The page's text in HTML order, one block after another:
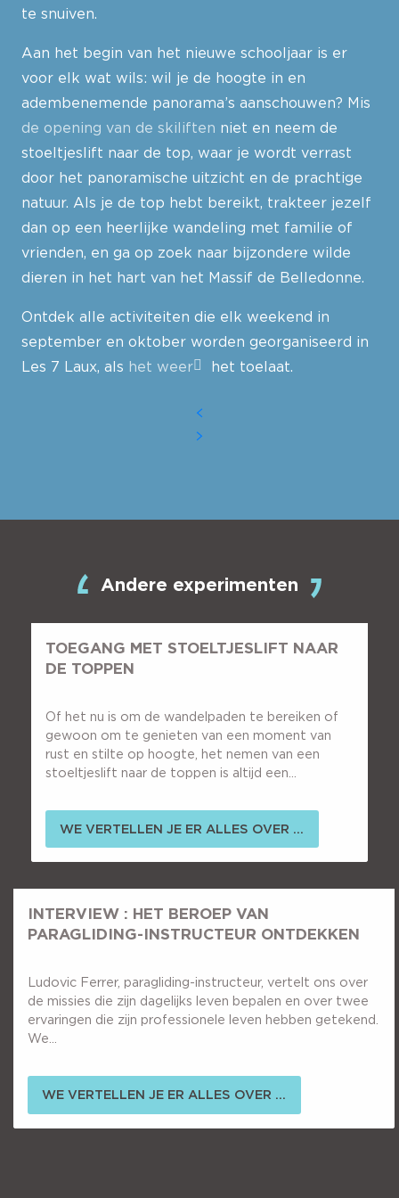
te snuiven.
Aan het begin van het nieuwe schooljaar is er
voor elk wat wils: wil je de hoogte in en
adembenemende panorama’s aanschouwen? Mis
de opening van de skiliften niet en neem de
stoeltjeslift naar de top, waar je wordt verrast
door het panoramische uitzicht en de prachtige
natuur. Als je de top hebt bereikt, trakteer jezelf
dan op een heerlijke wandeling met familie of
vrienden, en ga op zoek naar bijzondere wilde
dieren in het hart van het Massif de Belledonne.
Ontdek alle activiteiten die elk weekend in
september en oktober worden georganiseerd in
Les 7 Laux, als het weer het toelaat.
Andere experimenten
TOEGANG MET STOELTJESLIFT NAAR
DE TOPPEN
Of het nu is om de wandelpaden te bereiken of
gewoon om te genieten van een moment van
rust en stilte op hoogte, het nemen van een
stoeltjeslift naar de toppen is altijd een...
WE VERTELLEN JE ER ALLES OVER ...
INTERVIEW : HET BEROEP VAN
PARAGLIDING-INSTRUCTEUR ONTDEKKEN
Ludovic Ferrer, paragliding-instructeur, vertelt ons over
de missies die zijn dagelijks leven bepalen en over twee
ervaringen die zijn professionele leven hebben getekend.
We...
WE VERTELLEN JE ER ALLES OVER ...